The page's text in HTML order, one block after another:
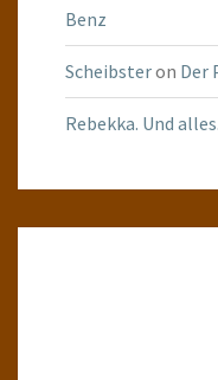
Benz
Scheibsteron Der
Rebekka. Und alles.